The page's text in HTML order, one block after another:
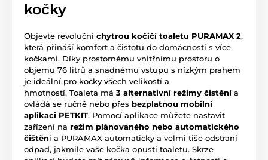
kočky
Objevte revoluční chytrou kočičí toaletu PURAMAX 2,
která přináší komfort a čistotu do domácností s více
kočkami. Díky prostornému vnitřnímu prostoru o
objemu 76 litrů a snadnému vstupu s nízkým prahem
je ideální pro kočky všech velikostí a
hmotností. Toaleta má 3 alternativní režimy čistěnía
ovládá se ručně nebo přes bezplatnou mobilní
aplikaci PETKIT. Pomocí aplikace můžete nastavit
zařízení na režim plánovaného nebo automatického
čištění a PURAMAX automaticky a velmi tiše odstraní
odpad, jakmile vaše kočka opustí toaletu. Skrze